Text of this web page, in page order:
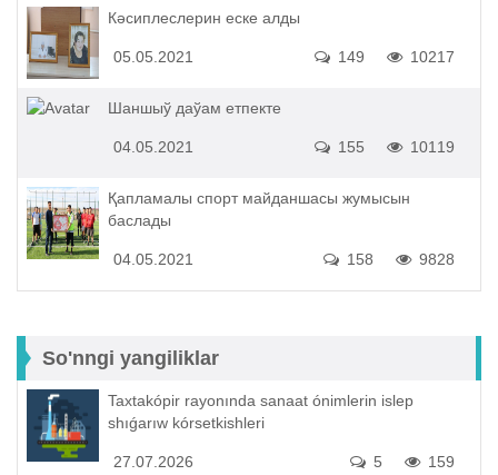
Кәсиплеслерин еске алды
05.05.2021 10217
149
Шаншыў даўам етпекте
04.05.2021 10119
155
Қапламалы спорт майданшасы жумысын
баслады
04.05.2021 9828
158
So'nngi yangiliklar
Taxtakópir rayonında sanaat ónimlerin islep
shıǵarıw kórsetkishleri
27.07.2026 159
5